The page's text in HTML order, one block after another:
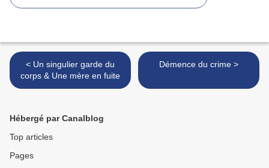
< Un singulier garde du
corps & Une mère en fuite
Démence du crime >
Hébergé par Canalblog
Top articles
Pages